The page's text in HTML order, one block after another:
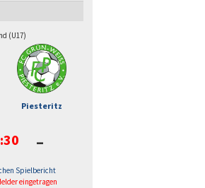
(U17)
Piesteritz
-
Spielbericht
eingetragen